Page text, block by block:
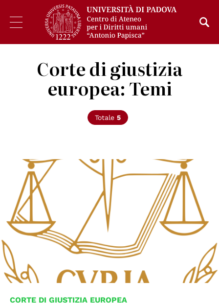
Corte di giustizia
europea: Temi
Totale 5
CORTE DI GIUSTIZIA EUROPEA